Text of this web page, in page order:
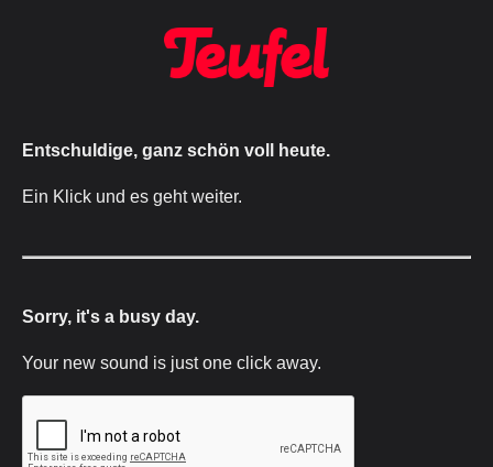
Entschuldige, ganz schön voll heute.
Ein Klick und es geht weiter.
Sorry, it's a busy day.
Your new sound is just one click away.